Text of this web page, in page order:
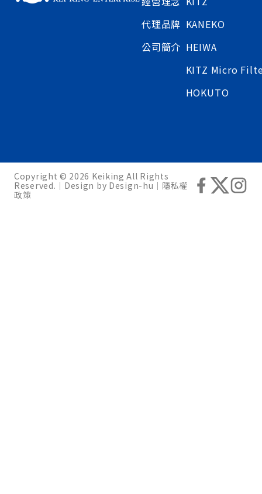
代理品牌
公司簡介
KANEKO
HEIWA
KITZ Micro
HOKUTO
Copyright © 2026 Keiking All Rights
Reserved.｜Design by Design-hu ｜ 隱私權
政策